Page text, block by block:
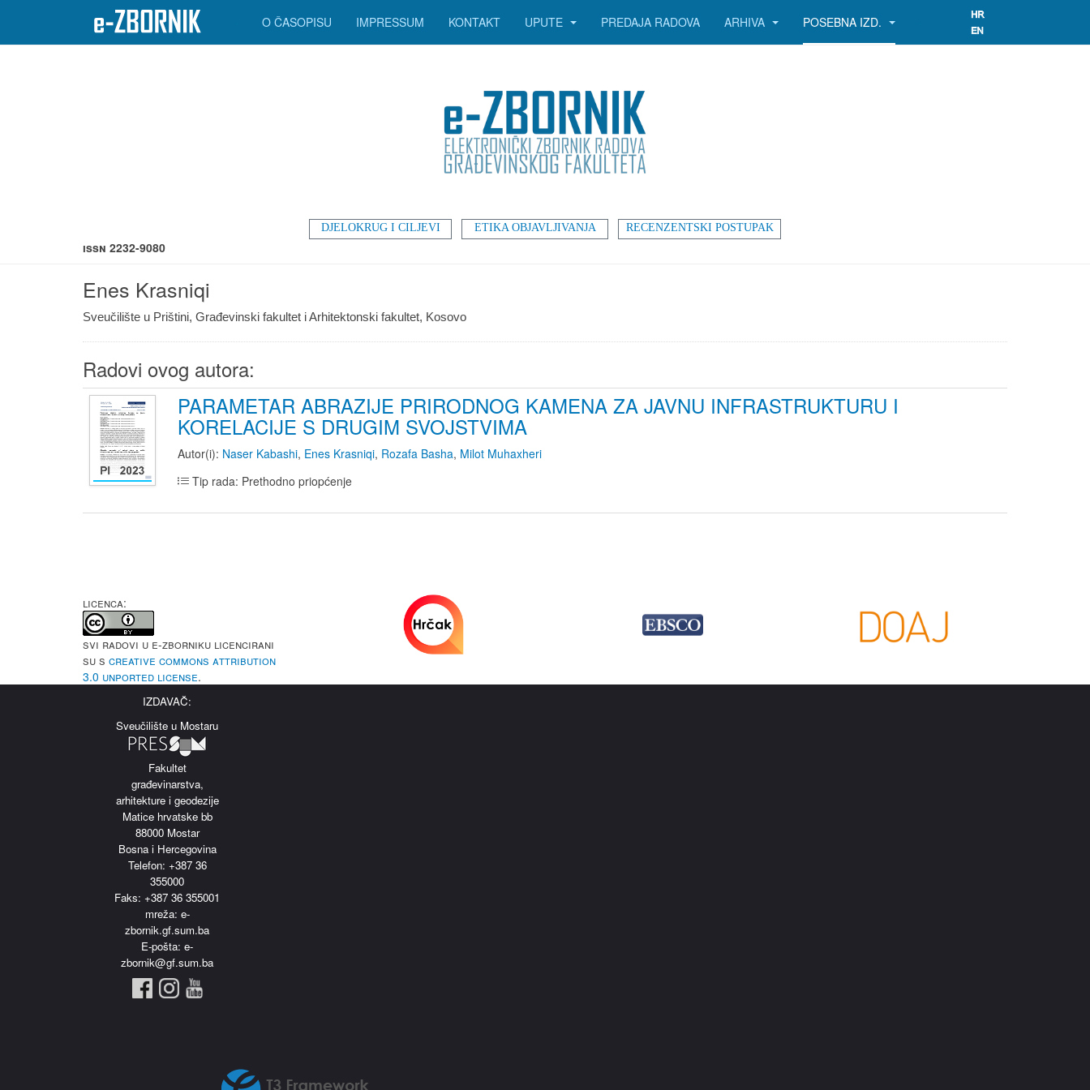
DJELOKRUG I CILJEVI ETIKA OBJAVLJIVANJA RECENZENTSKI POSTUPAK
O ČASOPISU IMPRESSUM KONTAKT UPUTE PREDAJA RADOVA ARHIVA POSEBNA IZD.
ISSN 2232-9080
Enes Krasniqi
Sveučilište u Prištini, Građevinski fakultet i Arhitektonski fakultet, Kosovo
Radovi ovog autora:
PARAMETAR ABRAZIJE PRIRODNOG KAMENA ZA JAVNU INFRASTRUKTURU I
KORELACIJE S DRUGIM SVOJSTVIMA
Autor(i): Naser Kabashi, Enes Krasniqi, Rozafa Basha, Milot Muhaxheri
Tip rada: Prethodno priopćenje
LICENCA:
Svi radovi u e-Zborniku licencirani
su s Creative Commons Attribution
3.0 Unported License.
IZDAVAČ:
Sveučilište u Mostaru
Fakultet
građevinarstva,
arhitekture i geodezije
Matice hrvatske bb
88000 Mostar
Bosna i Hercegovina
Telefon: +387 36
355000
Faks: +387 36 355001
mreža: e-
zbornik.gf.sum.ba
E-pošta: e-
zbornik@gf.sum.ba